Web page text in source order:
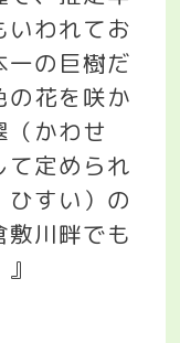
いわれてお
一の巨樹だ
の花を咲か
（かわせ
て定められ
すい）の
川畔でも